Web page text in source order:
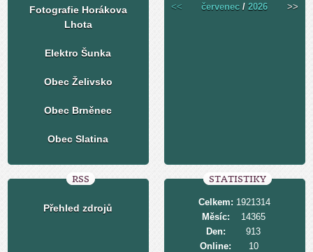
Fotografie Horákova
Lhota
Elektro Šunka
Obec Želivsko
Obec Brněnec
Obec Slatina
<< červenec /2026 >>
RSS
Přehled zdrojů
STATISTIKY
Online: 10
Celkem: 1921314
Měsíc:
14365
Den:
913